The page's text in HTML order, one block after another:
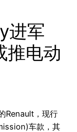
进军
推电动
Renault，现行
车款，其